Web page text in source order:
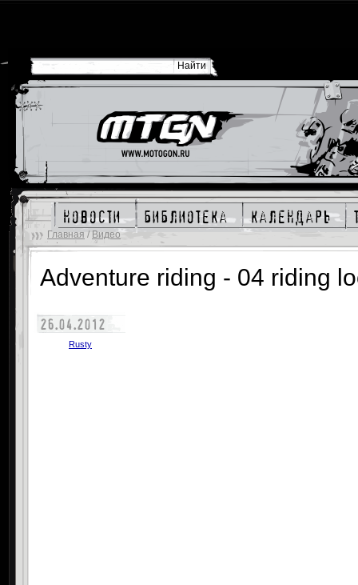
новости библиотека календарь
Главная / Видео
Adventure riding - 04 riding
26.04.2012
Rusty